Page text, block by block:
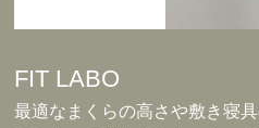
FIT LABO
最適なまくらの高さや敷き寝